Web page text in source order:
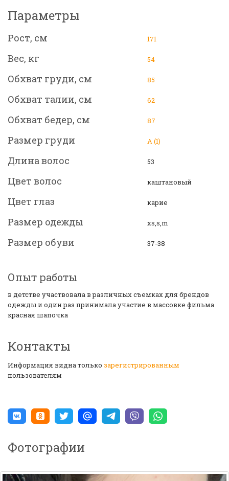
Параметры
Рост, см 171
Вес, кг 54
Обхват груди, см 85
Обхват талии, см 62
Обхват бедер, см 87
Размер груди А (1)
Длина волос 53
Цвет волос каштановый
Цвет глаз карие
Размер одежды xs,s,m
Размер обуви 37-38
Опыт работы
в детстве участвовала в различных съемках для брендов
одежды и один раз принимала участие в массовке фильма
красная шапочка
Контакты
Информация видна только зарегистрированным
пользователям
Фотографии